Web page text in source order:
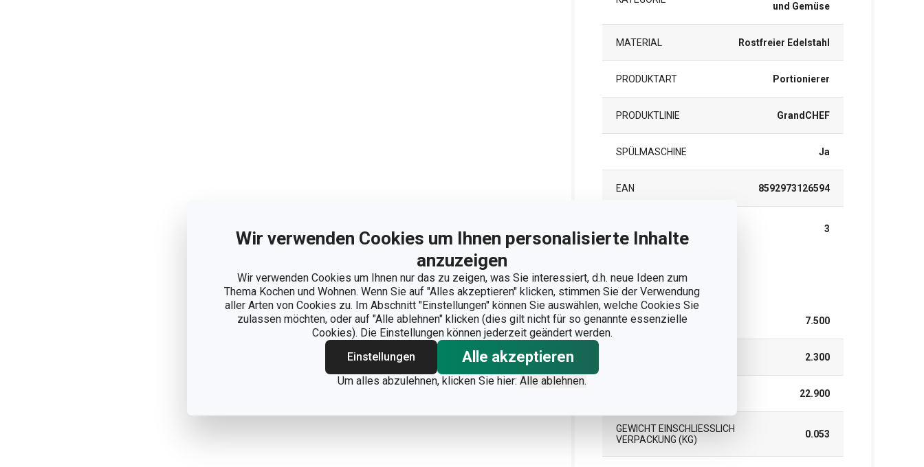
Wir verwenden Cookies um Ihnen personalisierte Inhalte
anzuzeigen
Wir verwenden Cookies um Ihnen nur das zu zeigen, was Sie interessiert, d.h. neue Ideen zum
Thema Kochen und Wohnen. Wenn Sie auf "Alles akzeptieren" klicken, stimmen Sie der Verwendung
aller Arten von Cookies zu. Im Abschnitt "Einstellungen" können Sie auswählen, welche Cookies Sie
zulassen möchten, oder auf "Alle ablehnen" klicken (dies gilt nicht für so genannte essenzielle
Cookies). Die Einstellungen können jederzeit geändert werden.
Einstellungen
Alle akzeptieren
Um alles abzulehnen, klicken Sie hier: Alle ablehnen.
und Gemüse
MATERIAL Rostfreier Edelstahl
PRODUKTART Portionierer
PRODUKTLINIE GrandCHEF
SPÜLMASCHINE Ja
EAN 8592973126594
JAHREN)
3
Verpackung
BREITE (CM) 7.500
2.300
22.900
GEWICHT EINSCHLIESSLICH V
ERPACKUNG (KG)
0.053